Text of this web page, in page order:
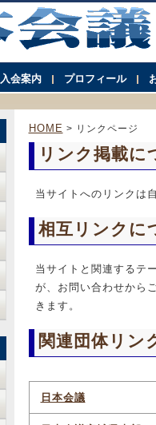
入会案内 プロフィール
HOME > リンクページ
リンク掲載に
当サイトへのリンクは
相互リンクに
当サイトと関連するテ
が、お問い合わせから
きます。
関連団体リン
日本会議